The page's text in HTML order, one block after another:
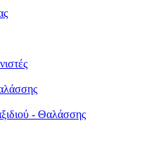
- Θαλάσσης